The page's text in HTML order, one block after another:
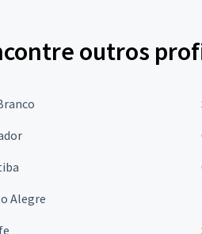
outros
Alegre